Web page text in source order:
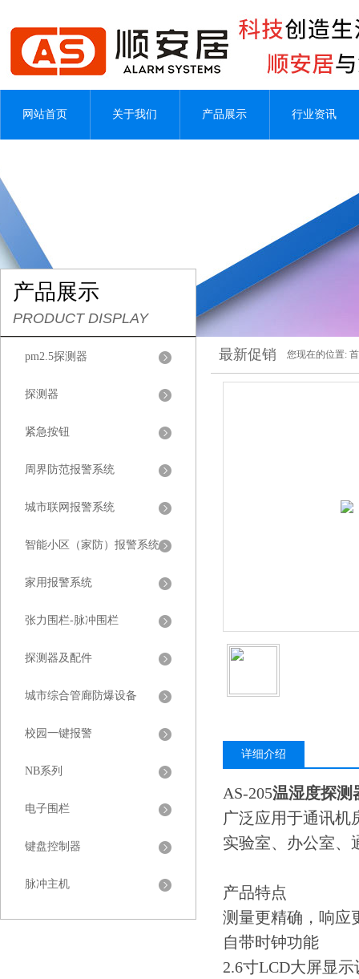
网站首页 关于我们 产品展示 行业资讯
产品展示
PRODUCT DISPLAY
pm2.5探测器
探测器
紧急按钮
周界防范报警系统
城市联网报警系统
智能小区（家防）报警系统
家用报警系统
张力围栏-脉冲围栏
探测器及配件
城市综合管廊防爆设备
校园一键报警
NB系列
电子围栏
键盘控制器
脉冲主机
最新促销 您现在的位置:
详细介绍
AS-205温湿度探测
广泛应用于通讯机
实验室、办公室、
产品特点
测量更精确，响应
自带时钟功能
2.6寸LCD大屏显